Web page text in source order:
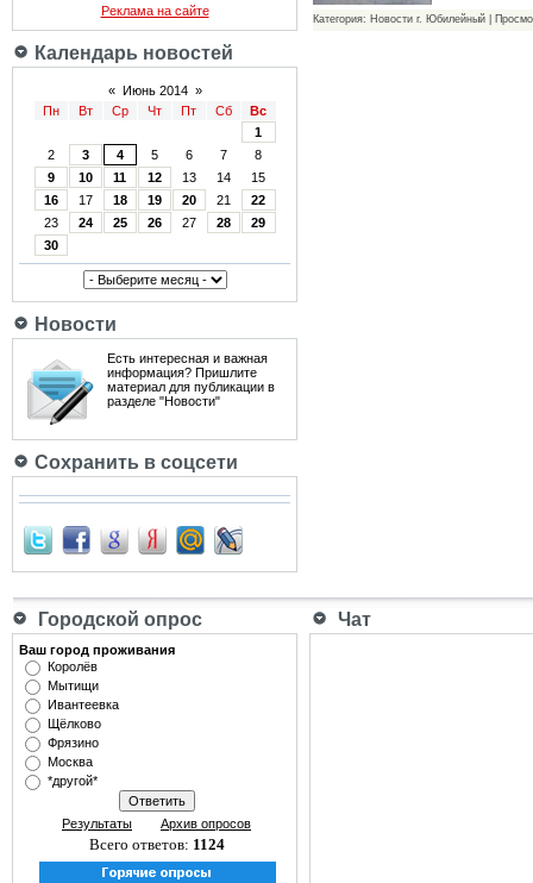
Реклама на сайте
Календарь новостей
« Июнь 2014 »
Пн
Вт Ср Чт Пт Сб
Вс
1
2
3 4 5 6 7
8
9
10 11 12 13 14
15
16
17 18 19 20 21
22
23
24 25 26 27 28
29
30
Новости
Есть интересная и важная
информация? Пришлите
материал для публикации в
разделе "Новости"
Сохранить в соцсети
Категория: Новости г. Юбилейный |
Городской опрос Чат
Ваш город проживания
Королёв
Мытищи
Ивантеевка
Щёлково
Фрязино
Москва
*другой*
Результаты Архив опросов
Всего ответов: 1124